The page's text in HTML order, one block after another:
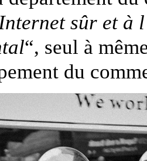
sûr et à
“, seul à
du